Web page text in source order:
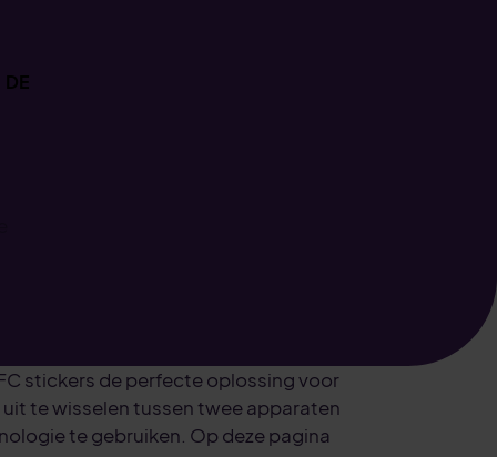
sie ihre rechnungsdaten bearbeiten, ihr abonnement
oder den bestellverlauf einsehen? Dann melden sie
webshop an.
DE
stickers de perfecte oplossing voor
te wisselen tussen twee apparaten
te gebruiken. Op deze pagina